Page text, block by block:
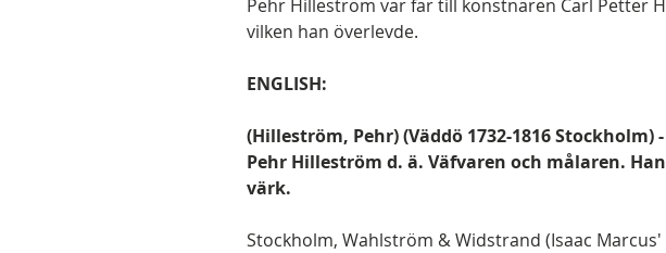
Pehr Hilleström var far till konstnären Carl Petter
vilken han överlevde.
ENGLISH:
(Hilleström, Pehr) (Väddö 1732-1816 Stockholm)
Pehr Hilleström d. ä. Väfvaren och målaren.
värk.
Stockholm, Wahlström & Widstrand (Isaac